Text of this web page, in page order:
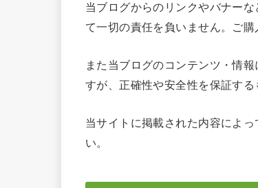
当ブログからのリンクやバナー
て一切の責任を負いません。ご
また当ブログのコンテンツ・情
すが、正確性や安全性を保証す
当サイトに掲載された内容によ
い。